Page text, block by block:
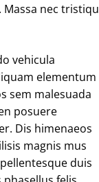
nec
vehicula
elementum
sem malesuada
posuere
Dis himenaeos
magnis mus
duis